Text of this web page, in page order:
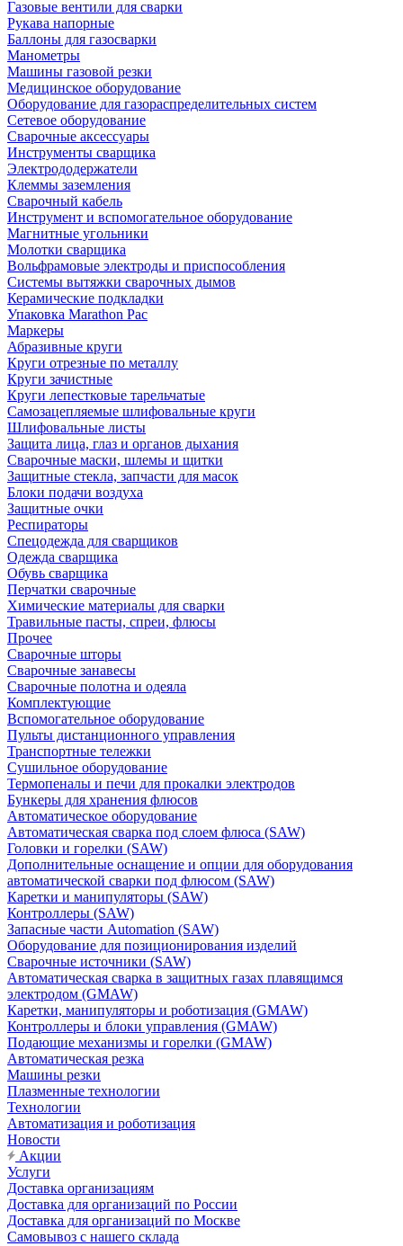
Газовые вентили для сварки
Рукава напорные
Баллоны для газосварки
Манометры
Машины газовой резки
Медицинское оборудование
Оборудование для газораспределительных систем
Сетевое оборудование
Сварочные аксессуары
Инструменты сварщика
Электрододержатели
Клеммы заземления
Сварочный кабель
Инструмент и вспомогательное оборудование
Магнитные угольники
Молотки сварщика
Вольфрамовые электроды и приспособления
Системы вытяжки сварочных дымов
Керамические подкладки
Упаковка Marathon Pac
Маркеры
Абразивные круги
Круги отрезные по металлу
Круги зачистные
Круги лепестковые тарельчатые
Самозацепляемые шлифовальные круги
Шлифовальные листы
Защита лица, глаз и органов дыхания
Сварочные маски, шлемы и щитки
Защитные стекла, запчасти для масок
Блоки подачи воздуха
Защитные очки
Респираторы
Спецодежда для сварщиков
Одежда сварщика
Обувь сварщика
Перчатки сварочные
Химические материалы для сварки
Травильные пасты, спреи, флюсы
Прочее
Сварочные шторы
Сварочные занавесы
Сварочные полотна и одеяла
Комплектующие
Вспомогательное оборудование
Пульты дистанционного управления
Транспортные тележки
Сушильное оборудование
Термопеналы и печи для прокалки электродов
Бункеры для хранения флюсов
Автоматическое оборудование
Автоматическая сварка под слоем флюса (SAW)
Головки и горелки (SAW)
Дополнительные оснащение и опции для оборудования
автоматической сварки под флюсом (SAW)
Каретки и манипуляторы (SAW)
Контроллеры (SAW)
Запасные части Automation (SAW)
Оборудование для позиционирования изделий
Сварочные источники (SAW)
Автоматическая сварка в защитных газах плавящимся
электродом (GMAW)
Каретки, манипуляторы и роботизация (GMAW)
Контроллеры и блоки управления (GMAW)
Подающие механизмы и горелки (GMAW)
Автоматическая резка
Машины резки
Плазменные технологии
Технологии
Автоматизация и роботизация
Новости
Акции
Услуги
Доставка организациям
Доставка для организаций по России
Доставка для организаций по Москве
Самовывоз с нашего склада